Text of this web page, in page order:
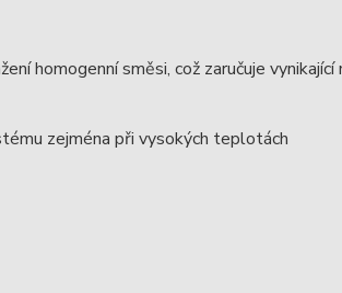
homogenní směsi, což zaručuje vynikající
zejména při vysokých teplotách